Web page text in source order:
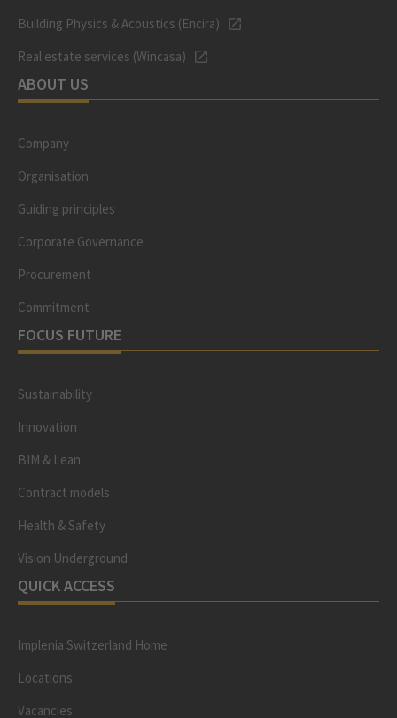
Building Physics & Acoustics (Encira)
Real estate services (Wincasa)
ABOUT US
Company
Organisation
Guiding principles
Corporate Governance
Procurement
Commitment
FOCUS FUTURE
Sustainability
Innovation
BIM & Lean
Contract models
Health & Safety
Vision Underground
QUICK ACCESS
Implenia Switzerland Home
Locations
Vacancies